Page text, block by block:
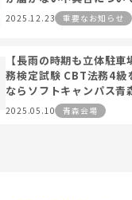
2025.12.23 重要なお知らせ
【長雨の時期も立体駐
務検定試験 CBT法務4級
ならソフトキャンパス青
2025.05.10 青森会場